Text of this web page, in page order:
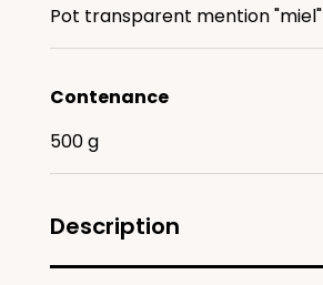
Pot transparent mention "miel"
Contenance
500 g
Description